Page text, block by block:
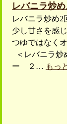
レバニラ炒
レバニラ炒め2
少し甘さを感
つゆではなく
＜レバニラ炒
ー ２… もっ